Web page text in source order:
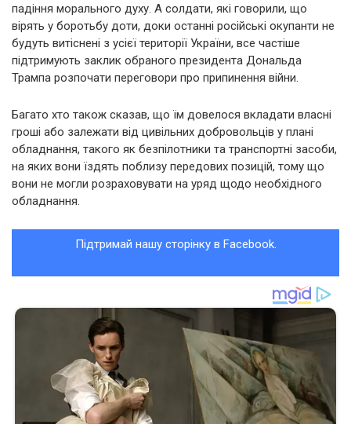
падіння морального духу. А солдати, які говорили, що
вірять у боротьбу доти, доки останні російські окупанти не
будуть витіснені з усієї території України, все частіше
підтримують заклик обраного президента Дональда
Трампа розпочати переговори про припинення війни.
Багато хто також сказав, що їм довелося вкладати власні
гроші або залежати від цивільних добровольців у плані
обладнання, такого як безпілотники та транспортні засоби,
на яких вони їздять поблизу передових позицій, тому що
вони не могли розраховувати на уряд щодо необхідного
обладнання.
Підтримай нашу сторінку в Facebook.